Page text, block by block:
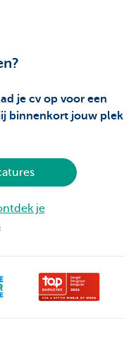
je cv op voor een
binnenkort jouw plek
je